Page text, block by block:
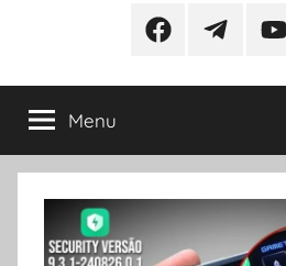
FacebookTelegram
Menu